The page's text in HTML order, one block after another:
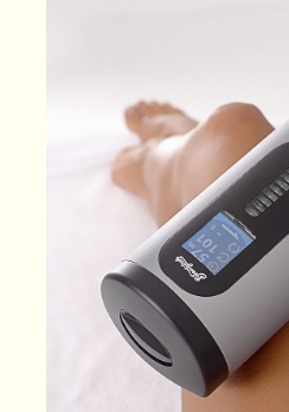
ЗАПИСАТЬСЯ НА